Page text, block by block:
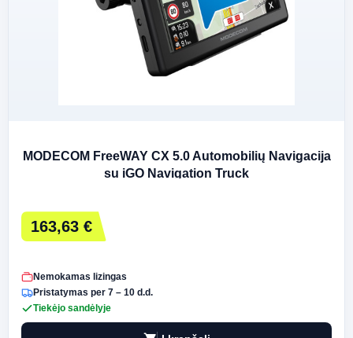
MODECOM FreeWAY CX 5.0 Automobilių Navigacija
su iGO Navigation Truck
163,63 €
Nemokamas lizingas
Pristatymas per 7 – 10 d.d.
Tiekėjo sandėlyje